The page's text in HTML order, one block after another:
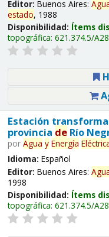
Editor: Buenos Aires:
estado, 1988
Disponibilidad: Ítems
topográfica: 621.374.5/
Estación
provincia deRío
por Agua y Energía
Idioma: Español
Editor: Buenos Aires:
1998
Disponibilidad: Ítems
topográfica: 621.374.5/